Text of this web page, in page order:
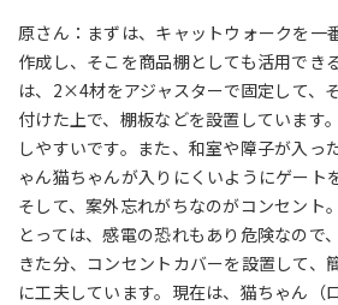
原さん：まずは、キャットウォークを一
作成し、そこを商品棚としても活用でき
は、2×4材をアジャスターで固定して、
付けた上で、棚板などを設置しています
しやすいです。また、和室や障子が入っ
ゃん猫ちゃんが入りにくいようにゲート
そして、案外忘れがちなのがコンセント
とっては、感電の恐れもあり危険なので
きた分、コンセントカバーを設置して、
に工夫しています。現在は、猫ちゃん（